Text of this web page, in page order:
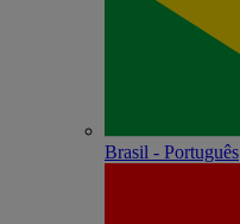
Brasil - Português